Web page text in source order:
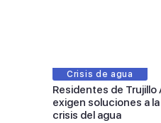
Crisis de agua
Residentes de Trujillo
exigen soluciones a la
crisis del agua